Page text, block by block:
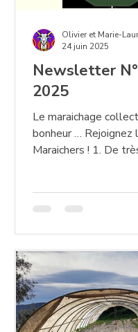
Newsletter
2025
Le maraichage
bonheur … Rejoignez
Maraichers ! 1. De très beaux paniers
24 juin 2025